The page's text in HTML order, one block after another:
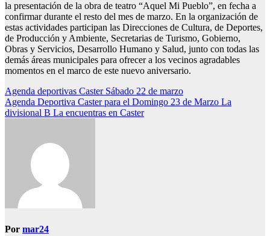
la presentación de la obra de teatro “Aquel Mi Pueblo”, en fecha a
confirmar durante el resto del mes de marzo. En la organización de
estas actividades participan las Direcciones de Cultura, de Deportes,
de Producción y Ambiente, Secretarias de Turismo, Gobierno,
Obras y Servicios, Desarrollo Humano y Salud, junto con todas las
demás áreas municipales para ofrecer a los vecinos agradables
momentos en el marco de este nuevo aniversario.
Navegación
de
Agenda deportivas Caster Sábado 22 de marzo
Agenda Deportiva Caster para el Domingo 23 de Marzo La
divisional B La encuentras en Caster
Por mar24